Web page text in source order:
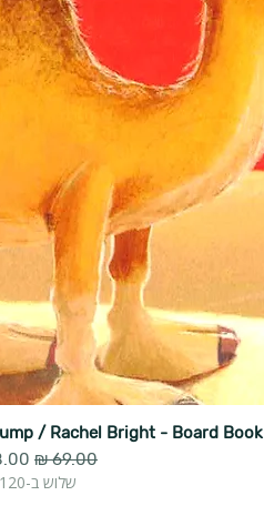
/ Rachel Bright - Board Book
מחיר רגיל
שלוש ב-₪120